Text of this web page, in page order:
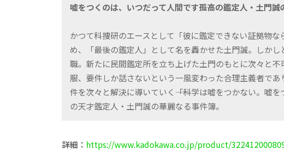
嘘をつくのは、いつだって人間です――孤高の鑑定人・土門誠
かつて科捜研のエースとして「彼に鑑定できない証拠物
め、「最後の鑑定人」として名を轟かせた土門誠。しか
職。新たに民間鑑定所を立ち上げた土門のもとに次々と
服、要件しか話さないという一風変わった合理主義者で
件を次々と解決に導いていく――「科学は嘘をつかない。嘘
の天才鑑定人・土門誠の華麗なる事件簿。
詳細： https://www.kadokawa.co.jp/product/